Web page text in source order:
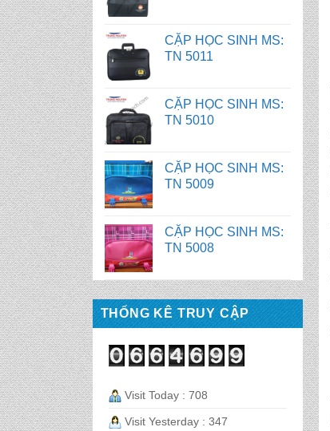
CẶP HỌC SINH MS:
TN 5010
CẶP HỌC SINH MS:
TN 5009
CẶP HỌC SINH MS:
TN 5008
CẶP HỌC SINH MS:
TN 5007
BALO HỌC SINH MS:
TN 2058
BALO HỌC SINH MS:
BALO HỌC SINH MS:
THỐNG KÊ TRUY CẬP
Visit Today : 708
Visit Yesterday : 347